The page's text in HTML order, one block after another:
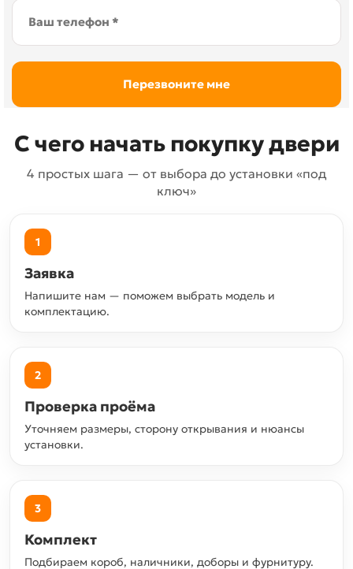
С чего начать покупку двери
4 простых шага — от выбора до установки «под
ключ»
1
Заявка
Напишите нам — поможем выбрать модель и
комплектацию.
2
Проверка проёма
Уточняем размеры, сторону открывания и нюансы
установки.
3
Комплект
Подбираем короб, наличники, доборы и фурнитуру.